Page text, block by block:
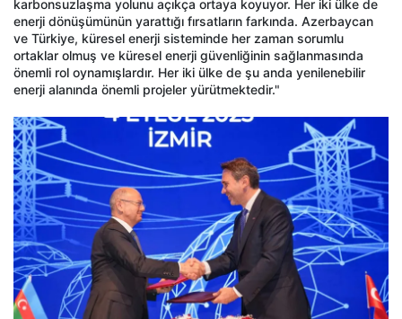
karbonsuzlaşma yolunu açıkça ortaya koyuyor. Her iki ülke de
enerji dönüşümünün yarattığı fırsatların farkında. Azerbaycan
ve Türkiye, küresel enerji sisteminde her zaman sorumlu
ortaklar olmuş ve küresel enerji güvenliğinin sağlanmasında
önemli rol oynamışlardır. Her iki ülke de şu anda yenilenebilir
enerji alanında önemli projeler yürütmektedir."